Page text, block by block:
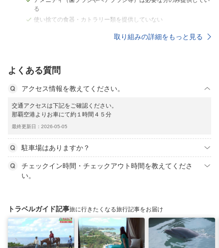
る
使い捨ての食器・カトラリー類を提供していない
取り組みの詳細をもっと見る
よくある質問
アクセス情報を教えてください。
交通アクセスは下記をご確認ください。
那覇空港よりお車にて約１時間４５分
最終更新日：2026-05-05
駐車場はありますか？
チェックイン時間・チェックアウト時間を教えてくださ
い。
トラベルガイド記事旅に行きたくなる旅行記事をお届け